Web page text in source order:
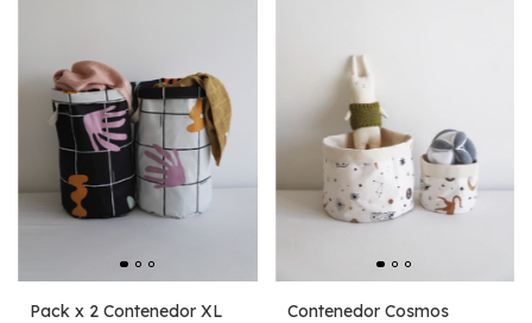
Pack x 2 Contenedor XL
Contenedor Cosmos